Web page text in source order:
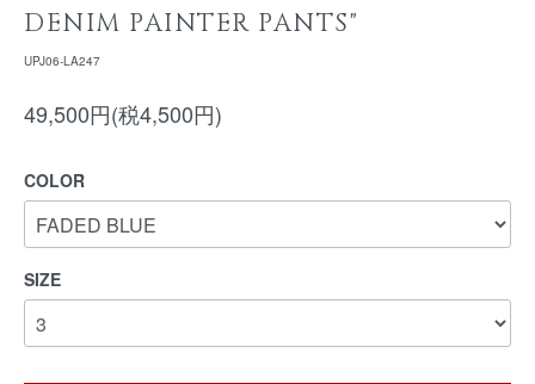
DENIM PAINTER PANTS"
UPJ06-LA247
49,500円(税4,500円)
COLOR
SIZE